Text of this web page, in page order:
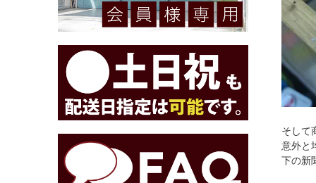
そして
意外と
下の新